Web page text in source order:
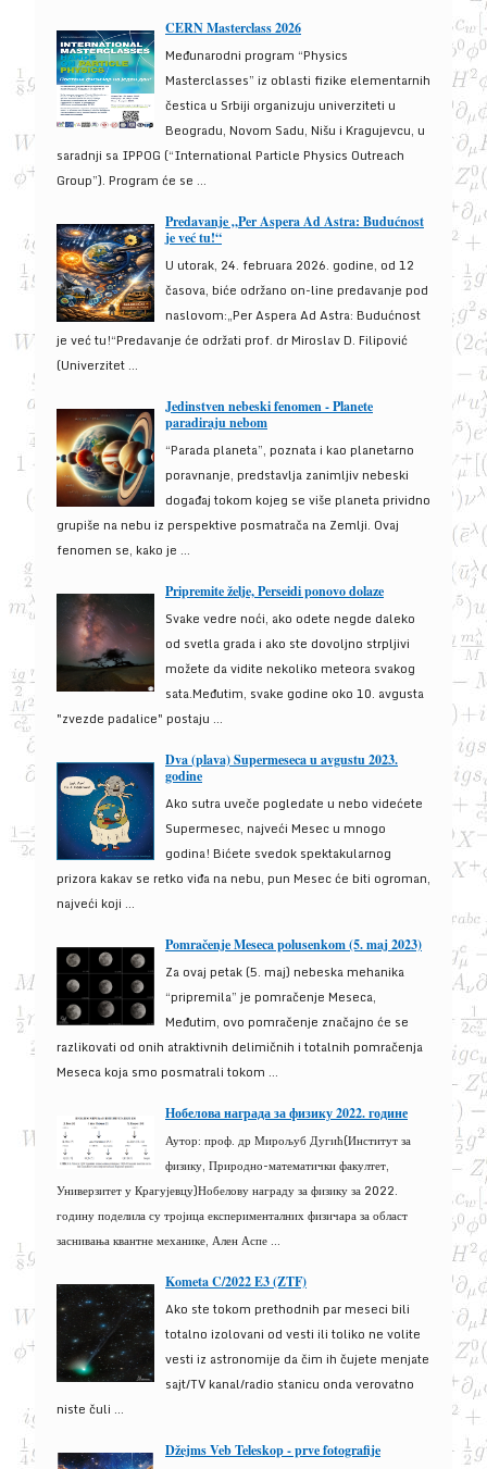
CERN Masterclass 2026
Međunarodni program “Physics
Masterclasses” iz oblasti fizike elementarnih
čestica u Srbiji organizuju univerziteti u
Beogradu, Novom Sadu, Nišu i Kragujevcu, u
saradnji sa IPPOG (“International Particle Physics Outreach
Group”). Program će se ...
Predavanje „Per Aspera Ad Astra: Budućnost
je već tu!“
U utorak, 24. februara 2026. godine, od 12
časova, biće održano on-line predavanje pod
naslovom:„Per Aspera Ad Astra: Budućnost
je već tu!“Predavanje će održati prof. dr Miroslav D. Filipović
(Univerzitet ...
Jedinstven nebeski fenomen - Planete
paradiraju nebom
“Parada planeta”, poznata i kao planetarno
poravnanje, predstavlja zanimljiv nebeski
događaj tokom kojeg se više planeta prividno
grupiše na nebu iz perspektive posmatrača na Zemlji. Ovaj
fenomen se, kako je ...
Pripremite želje, Perseidi ponovo dolaze
Svake vedre noći, ako odete negde daleko
od svetla grada i ako ste dovoljno strpljivi
možete da vidite nekoliko meteora svakog
sata.Međutim, svake godine oko 10. avgusta
"zvezde padalice" postaju ...
Dva (plava) Supermeseca u avgustu 2023.
godine
Ako sutra uveče pogledate u nebo videćete
Supermesec, najveći Mesec u mnogo
godina! Bićete svedok spektakularnog
prizora kakav se retko viđa na nebu, pun Mesec će biti ogroman,
najveći koji ...
Pomračenje Meseca polusenkom (5. maj 2023)
Za ovaj petak (5. maj) nebeska mehanika
“pripremila” je pomračenje Meseca,
Međutim, ovo pomračenje značajno će se
razlikovati od onih atraktivnih delimičnih i totalnih pomračenja
Meseca koja smo posmatrali tokom ...
Нобелова награда за физику 2022. године
Аутор: проф. др Мирољуб Дугић(Институт за
физику, Природно-математички факултет,
Универзитет у Крагујевцу)Нобелову награду за физику за 2022.
годину поделила су тројица експерименталних физичара за област
заснивања квантне механике, Ален Аспе ...
Kometa C/2022 E3 (ZTF)
Ako ste tokom prethodnih par meseci bili
totalno izolovani od vesti ili toliko ne volite
vesti iz astronomije da čim ih čujete menjate
sajt/TV kanal/radio stanicu onda verovatno
niste čuli ...
Džejms Veb Teleskop - prve fotografije